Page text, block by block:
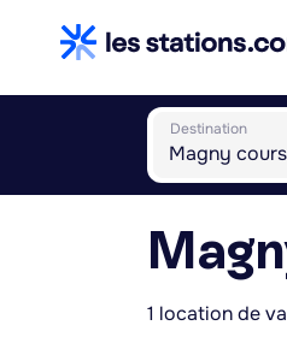
Destination
1 location de